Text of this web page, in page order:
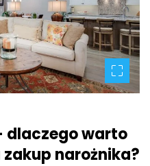
dlaczego warto
narożnika?